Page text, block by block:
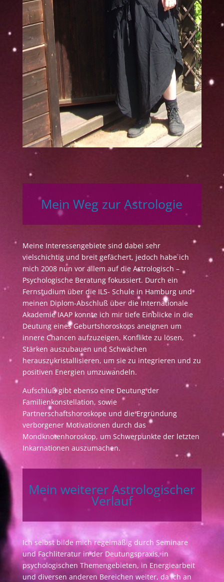
Mein Weg zur Astrologie
Meine Interessengebiete sind dabei sehr
vielschichtig und breit gefächert, jedoch habe ich
mich 2008 nun vor allem auf die Astrologisch –
Psychologische Beratung fokussiert. Durch ein
Fernstudium über die ILS- Schule in Hamburg und
meinen Diplom-Abschluß über die Internationale
Akademie IAAP konnte ich mir tiefe Einblicke in die
Deutung eines Geburtshoroskops aneignen um
innere Chancen aufzuzeigen, Konflikte zu lösen,
Stärken auszubauen und Schwächen
herauszukristallisieren, um sie zu integrieren und zu
positiven Energien umzuwandeln.
Aufschluß gibt ebenso eine Deutung der
Familienkonstellation, sowie
Partnerschaftshoroskope und die Ergründung
verborgener Motivationen durch das
Mondknotenhoroskop, um Schwerpunkte der letzten
Inkarnationen auszumachen.
Mein weiterer Astrologischer
Verlauf
Ich selbst bilde mich regelmäßig durch Seminare
und Fachliteratur in der Deutungspraxis, in
psychologischen Themengebieten, in Energiearbeit
und diversen anderen Bereichen weiter, da ich an